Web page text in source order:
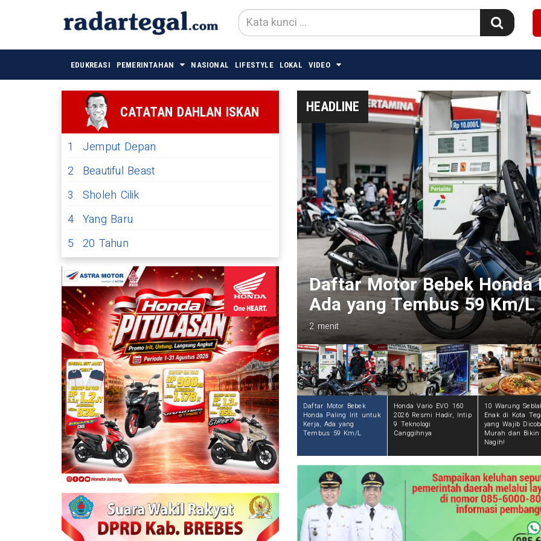
EDUKREASI PEMERINTAHAN NASIONAL LIFESTYLE LOKAL VIDEO
CATATAN DAHLAN ISKAN
1
Jemput Depan
2
Beautiful Beast
3
Sholeh Cilik
4 Yang Baru
5 20 Tahun
HEADLINE
Honda Paling Irit untuk Kerja,
59 Km/L
Honda Vario EVO 160
Teknologi Canggihnya
22 menit
Daftar Motor Bebek
Honda Paling Irit untuk
Kerja, Ada yang
Tembus 59 Km/L
Honda Vario EVO 160
2026 Resmi Hadir, Intip
9 Teknologi
Canggihnya
10 Warung
Enak di Kota
yang Wajib
Murah dan Bikin
Nagih!